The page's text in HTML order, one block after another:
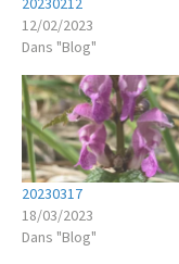
12/02/2023
Dans "Blog"
20230317
18/03/2023
Dans "Blog"